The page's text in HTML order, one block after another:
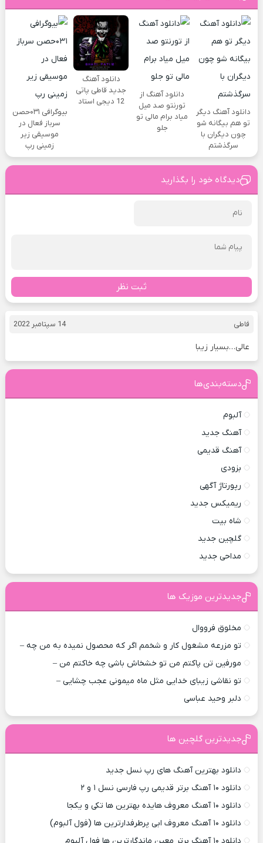
دانلود آهنگ دیگر
تو هم بیگانه شو
چون دیگران با
سرگذشتم
دانلود آهنگ از
تورنتو صد میل
میاد برام مالی تو
جلو
دانلود آهنگ
جدید قاطی پاتی
12 دیجی استاد
بیوگرافی ۰۳۱حصن
سرباز فعال در
موسیقی زیر
زمینی رپ
دیدگاه خود را بگذارید
ثبت نظر
فاطی 14 سپتامبر 2022
عالی…بسیار زیبا
دسته‌بندی‌ها
آلبوم
آهنگ جدید
آهنگ قدیمی
بزودی
رپورتاژ آگهی
ریمیکس جدید
شاه بیت
گلچین جدید
مداحی جدید
جدیدترین موزیک ها
مخلوق فرووال
تو مزرعه مشغول کار و شخمم اگر که محصول نمیده به من چه –
مورفین تن پاکتم من تو خشخاش باشی چه خاکتم من –
تو نقاشی زیبای خدایی مثل ماه میمونی عجب چشایی –
دلبر وحید عباسی
جدیدترین گلچین ها
دانلود بهترین آهنگ های رپ نسل جدید
دانلود ۱۰ آهنگ برتر قدیمی رپ فارسی نسل ۱ و ۲
دانلود ۱۰ آهنگ معروف هایده بهترین ها تکی و یکجا
دانلود ۱۰ آهنگ معروف ابی پرطرفدارترین ها (فول آلبوم)